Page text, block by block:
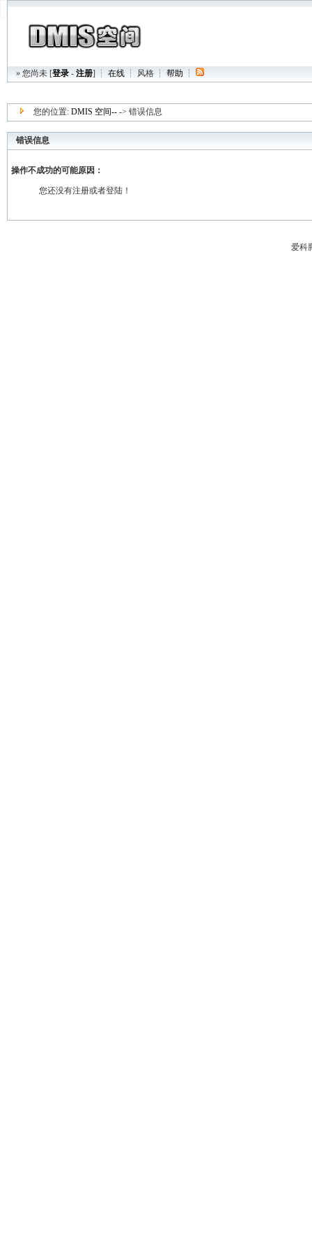
» 您尚未 [登录 - 注册] ┆ 在线 ┆ 风格 ┆ 帮助 ┆
您的位置: DMIS 空间-- -> 错误信息
错误信息
操作不成功的可能原因：
您还没有注册或者登陆！
爱科